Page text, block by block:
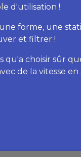
d'utilisation !
forme, une
et filtrer !
qu'a choisir sûr
de la vitesse en